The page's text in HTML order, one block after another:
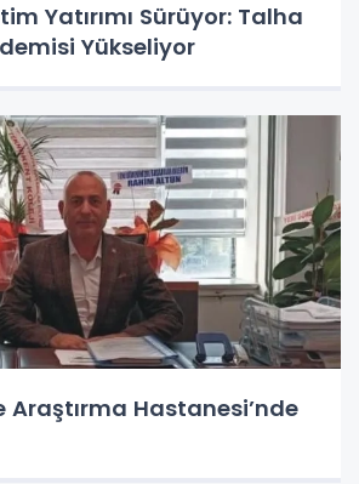
Yatırımı Sürüyor: Talha
Yükseliyor
Araştırma Hastanesi’nde